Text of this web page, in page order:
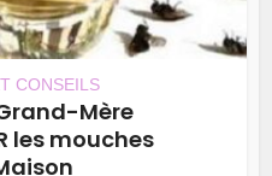
CONSEILS
Mère
les mouches